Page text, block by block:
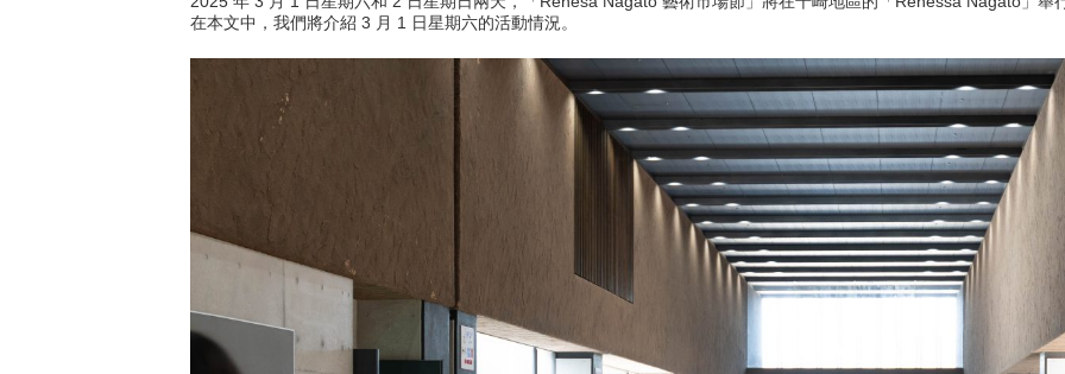
在本文中，我們將介紹 3 月 1 日星期六的活動情況。